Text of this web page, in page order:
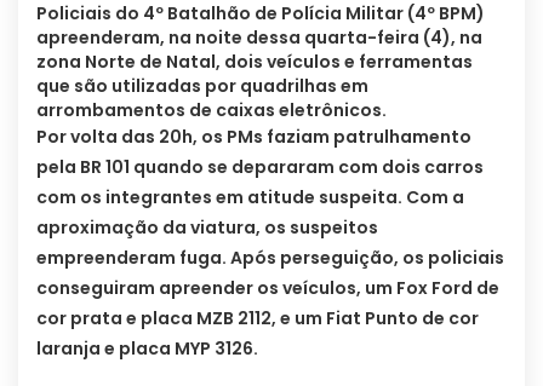
Policiais do 4º Batalhão de Polícia Militar (4º BPM)
apreenderam, na noite dessa quarta-feira (4), na
zona Norte de Natal, dois veículos e ferramentas
que são utilizadas por quadrilhas em
arrombamentos de caixas eletrônicos.
Por volta das 20h, os PMs faziam patrulhamento
pela BR 101 quando se depararam com dois carros
com os integrantes em atitude suspeita. Com a
aproximação da viatura, os suspeitos
empreenderam fuga. Após perseguição, os policiais
conseguiram apreender os veículos, um Fox Ford de
cor prata e placa MZB 2112, e um Fiat Punto de cor
laranja e placa MYP 3126.